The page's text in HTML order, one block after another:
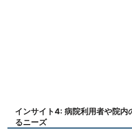
インサイト4: 病院利用者や院内
るニーズ